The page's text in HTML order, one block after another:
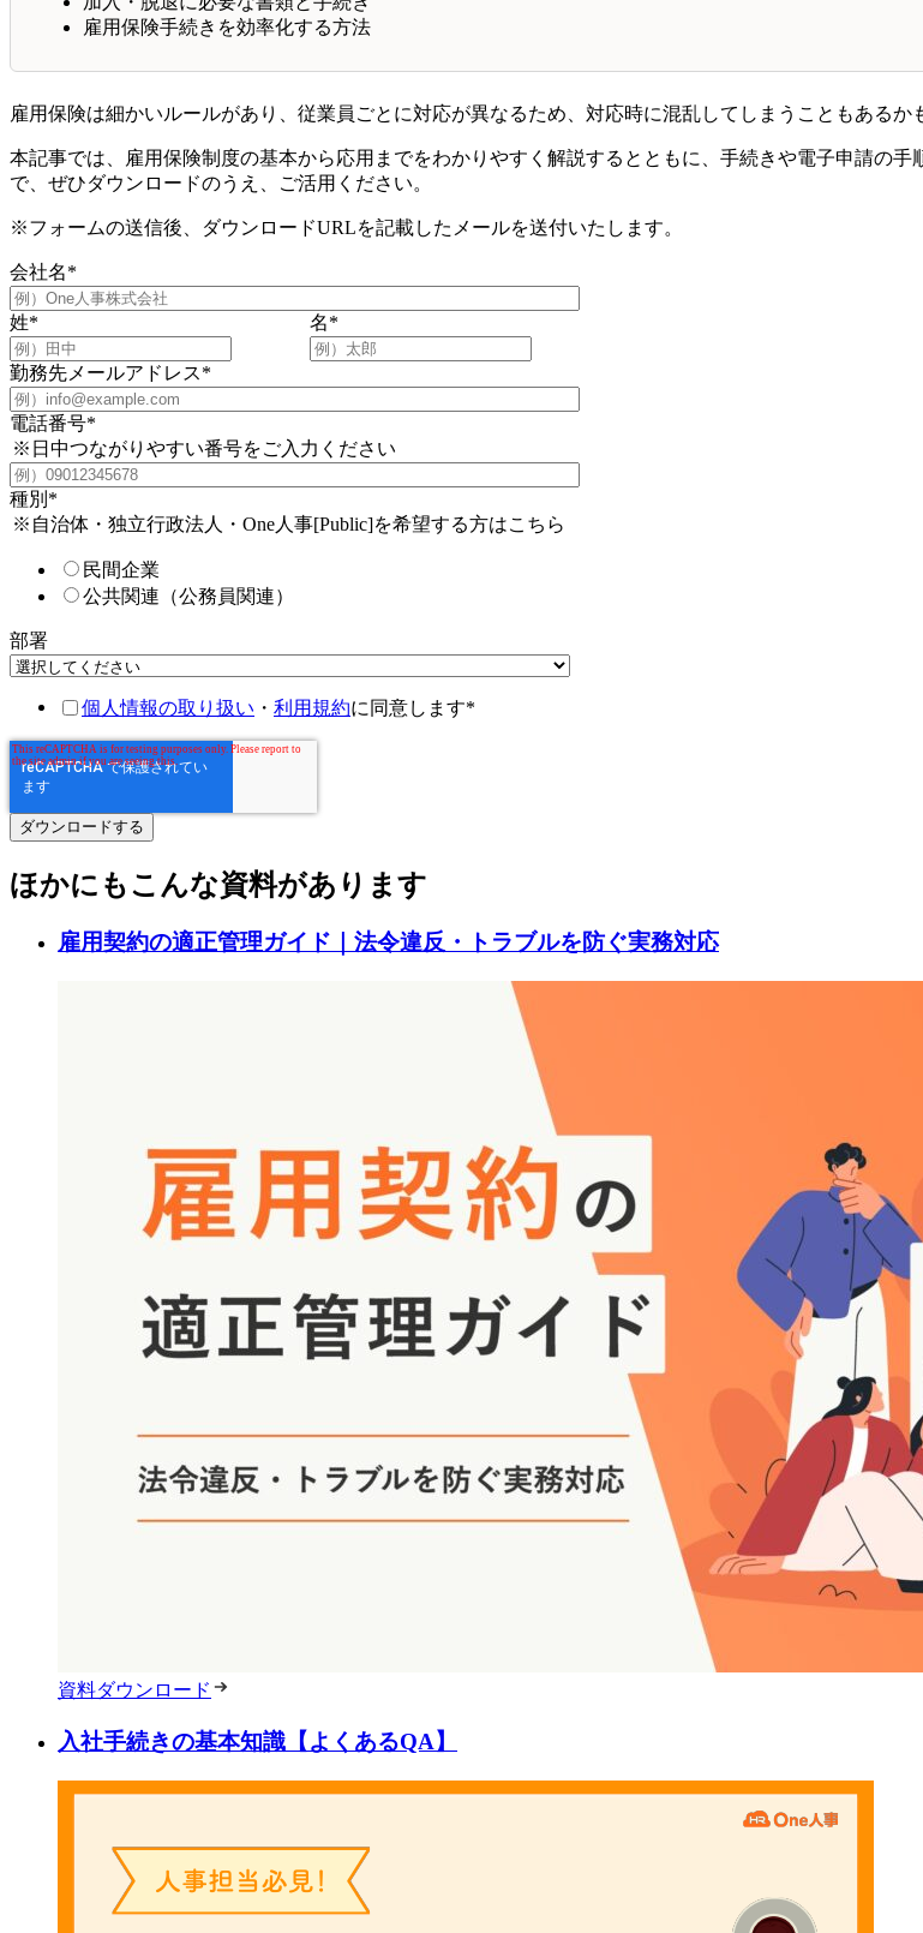
雇用保険手続きを効率化する方法
雇用保険は細かいルールがあり、従業員ごとに対応が異なるため、対応時に混乱してしまうこともあるか
本記事では、雇用保険制度の基本から応用までをわかりやすく解説するとともに、手続きや電子申請の
で、ぜひダウンロードのうえ、ご活用ください。
※フォームの送信後、ダウンロードURLを記載したメールを送付いたします。
会社名*
姓* 名*
勤務先メールアドレス*
電話番号*
※日中つながりやすい番号をご入力ください
種別 *
※自治体・独立行政法人・One人事[Public]を希望する方はこちら
民間企業
公共関連（公務員関連）
部署
個人情報の取り扱い ・ 利用規約に同意します*
ほかにもこんな資料があります
雇用契約の適正管理ガイド｜法令違反・トラブルを防ぐ実務対応
資料ダウンロード
入社手続きの基本知識【よくあるQA】